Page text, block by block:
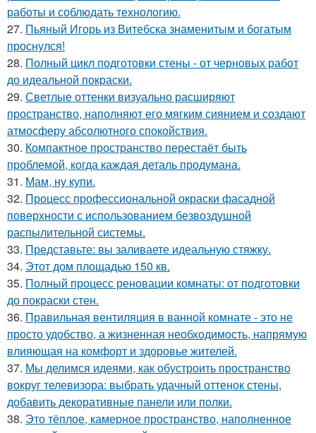
работы и соблюдать технологию.
27. Пьяный Игорь из Витебска знаменитым и богатым
проснулся!
28. Полный цикл подготовки стены - от черновых работ
до идеальной покраски.
29. Светлые оттенки визуально расширяют
пространство, наполняют его мягким сиянием и создают
атмосферу абсолютного спокойствия.
30. Компактное пространство перестаёт быть
проблемой, когда каждая деталь продумана.
31. Мам, ну купи.
32. Процесс профессиональной окраски фасадной
поверхности с использованием безвоздушной
распылительной системы.
33. Представьте: вы заливаете идеальную стяжку.
34. Этот дом площадью 150 кв.
35. Полный процесс реновации комнаты: от подготовки
до покраски стен.
36. Правильная вентиляция в ванной комнате - это не
просто удобство, а жизненная необходимость, напрямую
влияющая на комфорт и здоровье жителей.
37. Мы делимся идеями, как обустроить пространство
вокруг телевизора: выбрать удачный оттенок стены,
добавить декоративные панели или полки.
38. Это тёплое, камерное пространство, наполненное